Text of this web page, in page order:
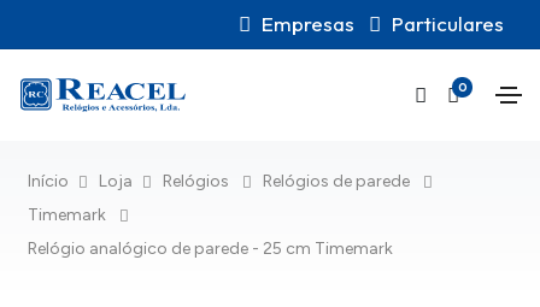
Empresas Particulares
0
Início Loja Relógios
Relógios de parede
Timemark
Relógio analógico de parede - 25 cm Timemark